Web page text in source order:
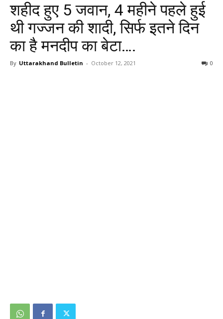
शहीद हुए 5 जवान, 4 महीने पहले हुई
थी गज्जन की शादी, सिर्फ इतने दिन
का है मनदीप का बेटा….
By Uttarakhand Bulletin - October 12, 2021 0